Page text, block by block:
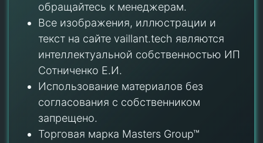
обращайтесь к менеджерам.
Все изображения, иллюстрации и
текст на сайте vaillant.tech являются
интеллектуальной собственностью ИП
Сотниченко Е.И.
Использование материалов без
согласования с собственником
запрещено.
Торговая марка Masters Group™